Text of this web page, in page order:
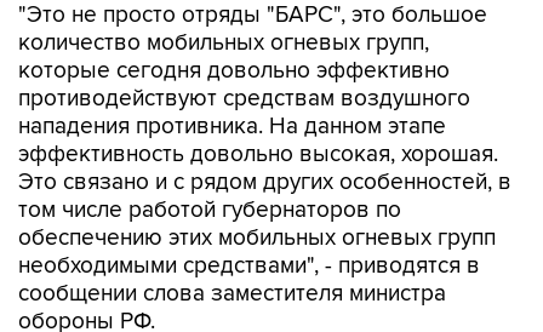
"Это не просто отряды "БАРС", это большое
количество мобильных огневых групп,
которые сегодня довольно эффективно
противодействуют средствам воздушного
нападения противника. На данном этапе
эффективность довольно высокая, хорошая.
Это связано и с рядом других особенностей, в
том числе работой губернаторов по
обеспечению этих мобильных огневых групп
необходимыми средствами", - приводятся в
сообщении слова заместителя министра
обороны РФ.